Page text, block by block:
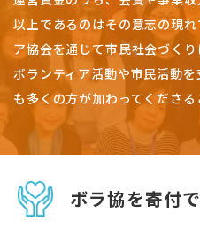
以上であるのはその意志の現れ
ア協会を通じて市民社会づく
ボランティア活動や市民活動
も多くの方が加わってくださ
ボラ協を寄付